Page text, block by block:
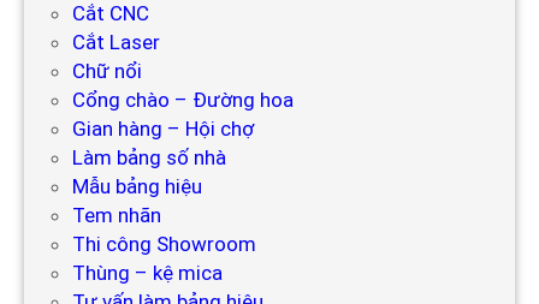
Cắt CNC
Cắt Laser
Chữ nổi
Cổng chào – Đường hoa
Gian hàng – Hội chợ
Làm bảng số nhà
Mẫu bảng hiệu
Tem nhãn
Thi công Showroom
Thùng – kệ mica